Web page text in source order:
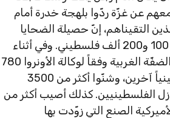
عن غزّة ردّوا بلهجة خدرة أمام
التقيناهم، إنّ حصيلة الضحايا
نتيجة للإبادة الجماعية الإسرائيلية في القطاع تتراوح بين 100 و200 ألف فلسطيني. وفي أثناء
الحرب على غزّة المستمرّة حتّى الآن، قتلت “إسرائيل” في الضفّة الغربية وفقاً لوكالة الأونروا 780
فلسطينياً، بينهم 174 طفلاً. وقتل المستوطنون 21 فلسطينياً آخرين، وشنّوا أكثر من 3500
الفلسطينيين. كذلك أصيب أكثر من
الصنع التي زوّدت بها